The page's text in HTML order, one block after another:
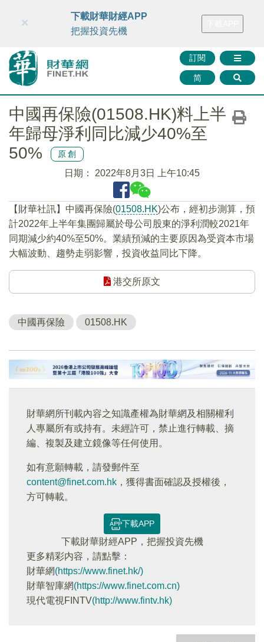
財華智庫網 FINTV FINMETA 財華證券 媒體矩陣
訂閱
简
×
下載財華財經APP
把握投資先機
中國再保險(01508.HK)料上半
年歸母淨利同比減少40%至
50%
原創
日期： 2022年8月3日 上午10:45
【財華社訊】中國再保險(01508.HK)公布，經初步測算，預
計2022年上半年集團歸屬於母公司股東的淨利潤較2021年
同期減少約40%至50%。業績預減的主要原因為受資本市場
大幅波動、趨勢走弱影響，投資收益同比下降。
港交所原文
中國再保險 01508.HK
財華網所刊載內容之知識產權為財華網及相關權利
人專屬所有或持有。未經許可，禁止進行轉載、摘
編、複製及建立鏡像等任何使用。
如有意願轉載，請發郵件至
content@finet.com.hk ，獲得書面確認及授權後，
方可轉載。
下載APP
下載財華財經APP，把握投資先機
更多精彩内容，請點擊：
財華網(https://www.finet.hk/)
財華智庫網(https://www.finet.com.cn)
現代電視FINTV(http://www.fintv.hk)